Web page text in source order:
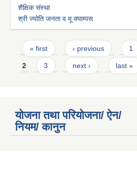
शैक्षिक संस्था
श्री ज्योति जनता व.मू क्याम्पस
Pages
« first ‹ previous 1
2 3 next › last »
योजना तथा परियोजना/ ऐन/
नियम/ कानुन